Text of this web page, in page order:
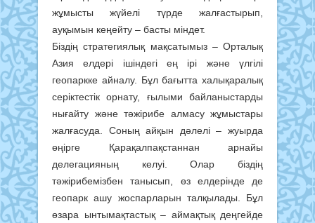
жұмысты жүйелі түрде жалғастырып,
ауқымын кеңейту – басты міндет.
Біздің стратегиялық мақсатымыз – Орталық
Азия елдері ішіндегі ең ірі және үлгілі
геопаркке айналу. Бұл бағытта халықаралық
серіктестік орнату, ғылыми байланыстарды
нығайту және тәжірибе алмасу жұмыстары
жалғасуда. Соның айқын дәлелі – жуырда
өңірге Қарақалпақстаннан арнайы
делегацияның келуі. Олар біздің
тәжірибемізбен танысып, өз елдерінде де
геопарк ашу жоспарларын талқылады. Бұл
өзара ынтымақтастық – аймақтық деңгейде